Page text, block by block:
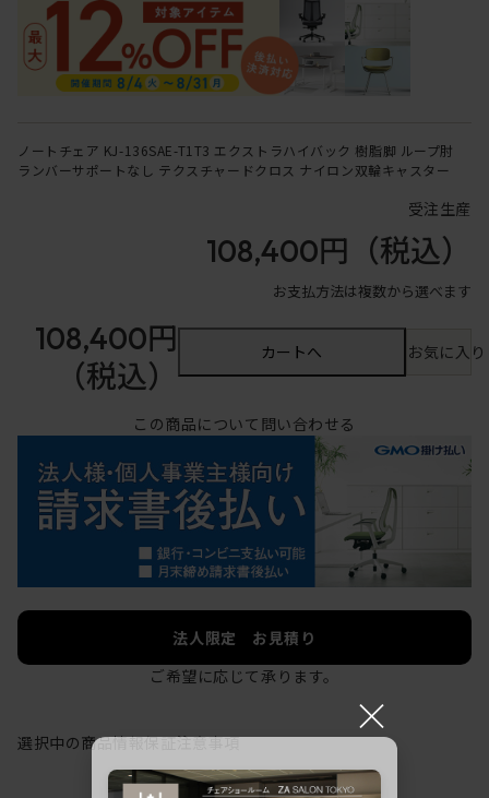
ノートチェア KJ-136SAE-T1T3 エクストラハイバック 樹脂脚 ループ肘
ランバーサポートなし テクスチャードクロス ナイロン双輪キャスター
受注生産
108,400円 （税込）
お支払方法は複数から選べます
108,400円
（税込）
カートへ お気に入
この商品について問い合わせる
法人限定 お見積り
ご希望に応じて承ります。
選択中の商品情報保証注意事項
×